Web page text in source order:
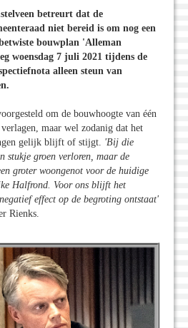
betreurt dat de
niet bereid is om nog een
bouwplan 'Alleman
woensdag 7 juli 2021 tijdens de
alleen steun van
om de bouwhoogte van één
maar wel zodanig dat het
gelijk blijft of stijgt. 'Bij die
stukje groen verloren, maar de
groter woongenot voor de huidige
Halfrond. Voor ons blijft het
effect op de begroting ontstaat'
Rienks.